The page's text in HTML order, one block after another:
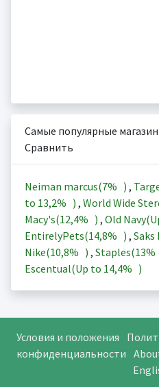
Самые популярные
Сравнить
Neiman marcus(7% ) ,
to 13,2% ) , World Wide
Macy's(12,4% ) , Old
EntirelyPets(14,8% ) , Saks
Nike(10,8% ) , Staples(13%
Escentual(Up to 14,4% )
Условия и положения
конфиденциальности